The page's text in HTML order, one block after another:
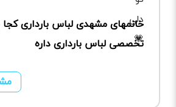
خانمهای مشهدی لباس بارداری کجا
تخصصی لباس بارداری داره